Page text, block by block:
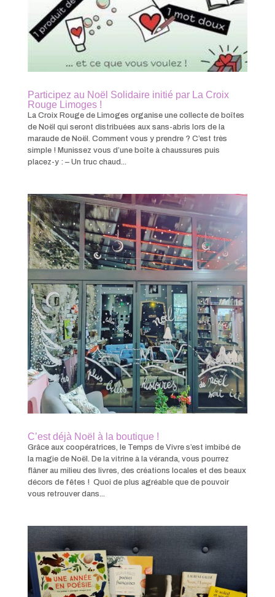
Participez au Noël Solidaire initié par La Croix
Rouge Limoges !
La Croix Rouge de Limoges organise une collecte de boîtes
de Noël qui seront distribuées aux sans-abris lors de la
maraude de Noël. Comment vous y prendre ? C’est très
simple ! Munissez vous d’une boîte à chaussures puis
placez-y : – Un truc chaud...
C’est déjà Noël à la boutique !
Grâce aux coopératrices, le Temps de Vivre s’est imbibé de
la magie de Noël. De la vitrine à la véranda, vous pourrez
flâner au milieu des livres, des créations locales et des beaux
décors de fêtes ! Quoi de plus agréable que de pouvoir
vous retrouver dans...